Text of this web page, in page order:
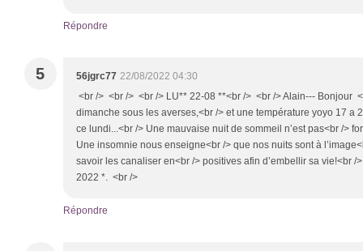
Répondre
5 56jgrc77 22/08/2022 04:30
<br /> <br /> <br /> LU** 22-08 **<br /> <br /> Alain--- Bonjour
dimanche sous les averses,<br /> et une température yoyo 17 a
ce lundi...<br /> Une mauvaise nuit de sommeil n’est pas<br />
Une insomnie nous enseigne<br /> que nos nuits sont à
savoir les canaliser en<br /> positives afin d’embellir sa vie!<br /
2022 *. <br />
Répondre